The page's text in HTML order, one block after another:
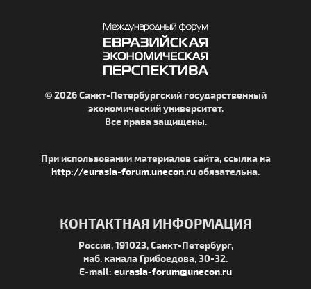
© 2026 Санкт-Петербургский государственный
экономический университет.
Все права защищены.
При использовании материалов сайта, ссылка на
http://eurasia-forum.unecon.ruобязательна.
КОНТАКТНАЯ ИНФОРМАЦИЯ
Россия, 191023, Санкт-Петербург,
наб. канала Грибоедова, 30-32.
E-mail: eurasia-forum@unecon.ru